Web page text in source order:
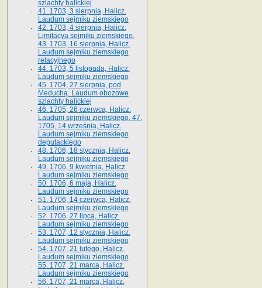
szlachty halickiej
41­. 1703, 3 sierpnia, Halicz.
Laudum sejmiku ziemskiego
42. 1703, 4 sierpnia, Halicz.
Limitacya sejmiku ziemskiego.
43. 1703, 16 sierpnia, Halicz.
Laudum sejmiku ziemskiego
relacyjnego
44. 1703, 5 listopada, Halicz.
Laudum sejmiku ziemskiego
45. 1704, 27 sierpnia, pod
Meduchą. Laudum obozowe
szlachty halickiej
46. 1705, 26 czerwca, Halicz.
Laudum sejmiku ziemskiego. 47.
1705, 14 września, Halicz.
Laudum sejmiku ziemskiego
deputackiego
48. 1706, 18 stycznia, Halicz.
Laudum sejmiku ziemskiego
49. 1706, 9 kwietnia, Halicz.
Laudum sejmiku ziemskiego
50. 1706, 6 maja, Halicz.
Laudum sejmiku ziemskiego
51. 1706, 14 czerwca, Halicz.
Laudum sejmiku ziemskiego
52. 1706, 27 lipca, Halicz.
Laudum sejmiku ziemskiego
53. 1707, 12 stycznia, Halicz.
Laudum sejmiku ziemskiego
54. 1707, 21 lutego, Halicz.
Laudum sejmiku ziemskiego
55. 1707, 21 marca, Halicz.
Laudum sejmiku ziemskiego
56. 1707, 21 marca, Halicz.